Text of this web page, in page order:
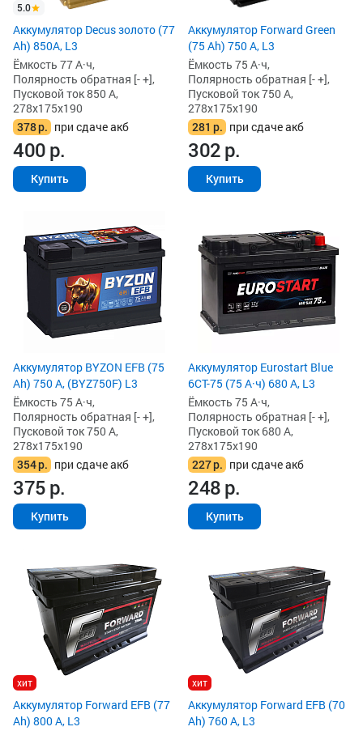
5.0
Аккумулятор Decus золото (77
Ah) 850А, L3
Ёмкость 77 А·ч,
Полярность обратная [- +],
Пусковой ток 850 А,
278x175x190
378р. при сдаче акб
400р.
Купить
Аккумулятор Forward Green
(75 Ah) 750 А, L3
Ёмкость 75 А·ч,
Полярность обратная [- +],
Пусковой ток 750 А,
278x175x190
281 р. при сдаче акб
302р.
Купить
Аккумулятор BYZON EFB (75
Ah) 750 А, (BYZ750F) L3
Ёмкость 75 А·ч,
Полярность обратная [- +],
Пусковой ток 750 А,
278x175x190
354р. при сдаче акб
375р.
Купить
Аккумулятор Eurostart Blue
6CT-75 (75 А·ч) 680 А, L3
Ёмкость 75 А·ч,
Полярность обратная [- +],
Пусковой ток 680 А,
278x175x190
227р. при сдаче акб
248р.
Купить
хит
Аккумулятор Forward EFB (77
Ah) 800 А, L3
хит
Аккумулятор Forward EFB (70
Ah) 760 А, L3